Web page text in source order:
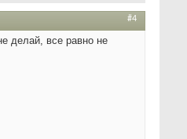
#4
делай, все равно не